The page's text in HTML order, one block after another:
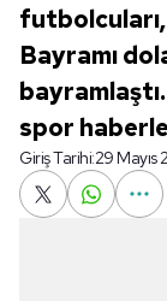
Bayramı
spor
Giriş Tarihi:29